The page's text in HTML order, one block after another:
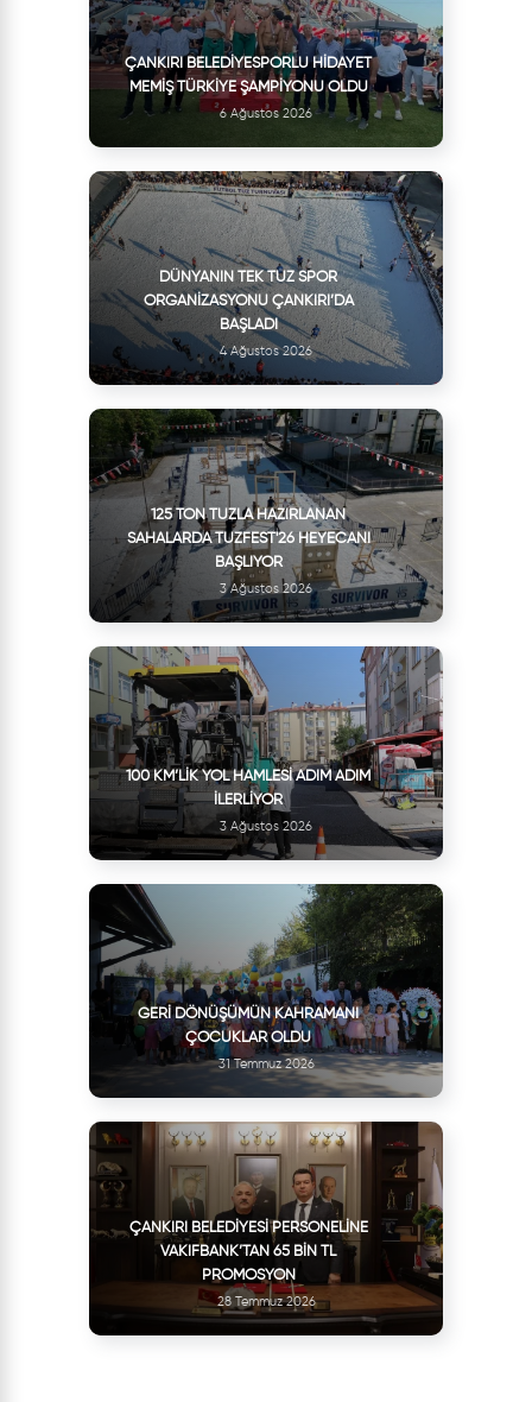
ÇANKIRI BELEDIYESPORLU HIDAYET
MEMIŞ TÜRKIYE ŞAMPIYONU OLDU
6 Ağustos 2026
DÜNYANIN TEK TUZ SPOR
ORGANIZASYONU ÇANKIRI’DA
BAŞLADI
4 Ağustos 2026
125 TON TUZLA HAZIRLANAN
SAHALARDA TUZFEST'26 HEYECANI
BAŞLIYOR
3 Ağustos 2026
100 KM’LIK YOL HAMLESI ADIM ADIM
İLERLIYOR
3 Ağustos 2026
GERI DÖNÜŞÜMÜN KAHRAMANI
ÇOCUKLAR OLDU
31 Temmuz 2026
ÇANKIRI BELEDIYESI PERSONELINE
VAKIFBANK’TAN 65 BIN TL
PROMOSYON
28 Temmuz 2026